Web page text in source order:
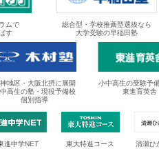
ムで
す
総合型・学校推薦型選抜なら
大学受験の早稲田塾
地区・大阪北摂に展開
高生の塾・現役予備校
個別指導
小中高生の受験予
東進育英舎
進中学NET 東大特進コース 清瀬ひ